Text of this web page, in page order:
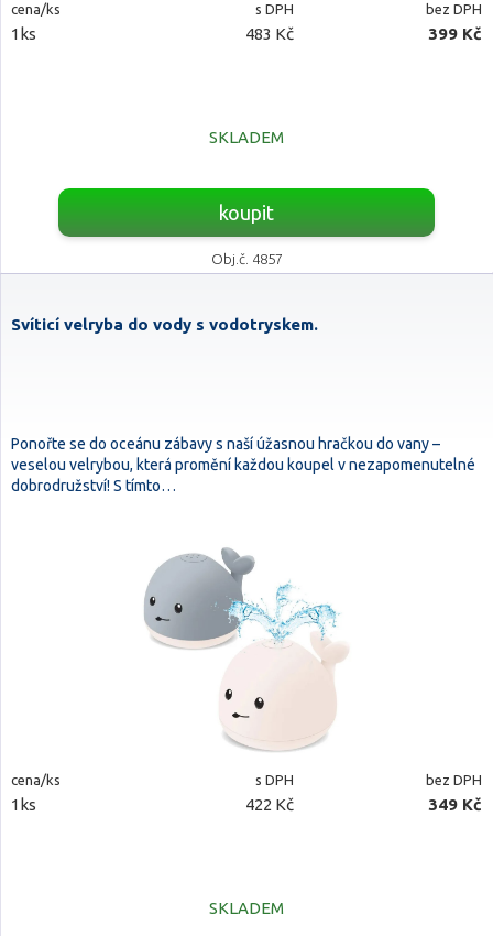
cena/ks s DPH bez DPH
1ks 483 Kč 399 Kč
SKLADEM
koupit
Obj.č. 4857
Svíticí velryba do vody s vodotryskem.
Ponořte se do oceánu zábavy s naší úžasnou hračkou do vany –
veselou velrybou, která promění každou koupel v nezapomenutelné
dobrodružství! S tímto…
cena/ks s DPH bez DPH
1ks 422 Kč 349 Kč
SKLADEM